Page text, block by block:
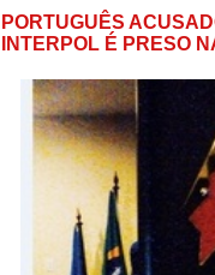
PORTUGUÊS
INTERPOL É PRESO